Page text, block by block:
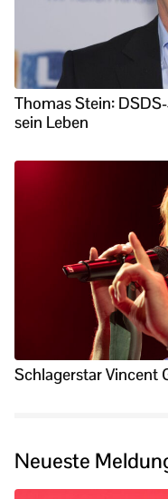
Thomas Stein:
sein Leben
Schlagerstar Vincent
Neueste